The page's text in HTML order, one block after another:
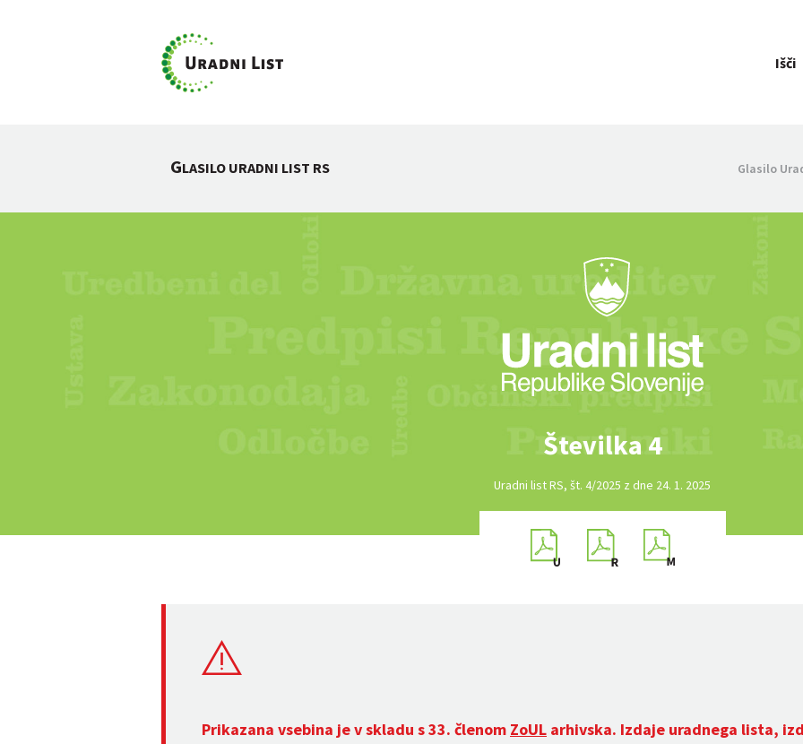
Išči
GLASILO URADNI LIST RS Glasilo
Številka 4
Uradni list RS, št. 4/2025 z dne 24. 1. 2025
Prikazana vsebina je v skladu s 33. členom ZoUL arhivska. Izdaje uradnega lista,